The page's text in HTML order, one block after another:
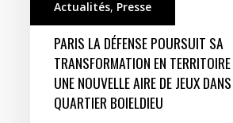
Actualités, Presse
PARIS LA DÉFENSE POURSUIT SA
TRANSFORMATION EN
UNE NOUVELLE AIRE DE JEUX
QUARTIER BOIELDIEU